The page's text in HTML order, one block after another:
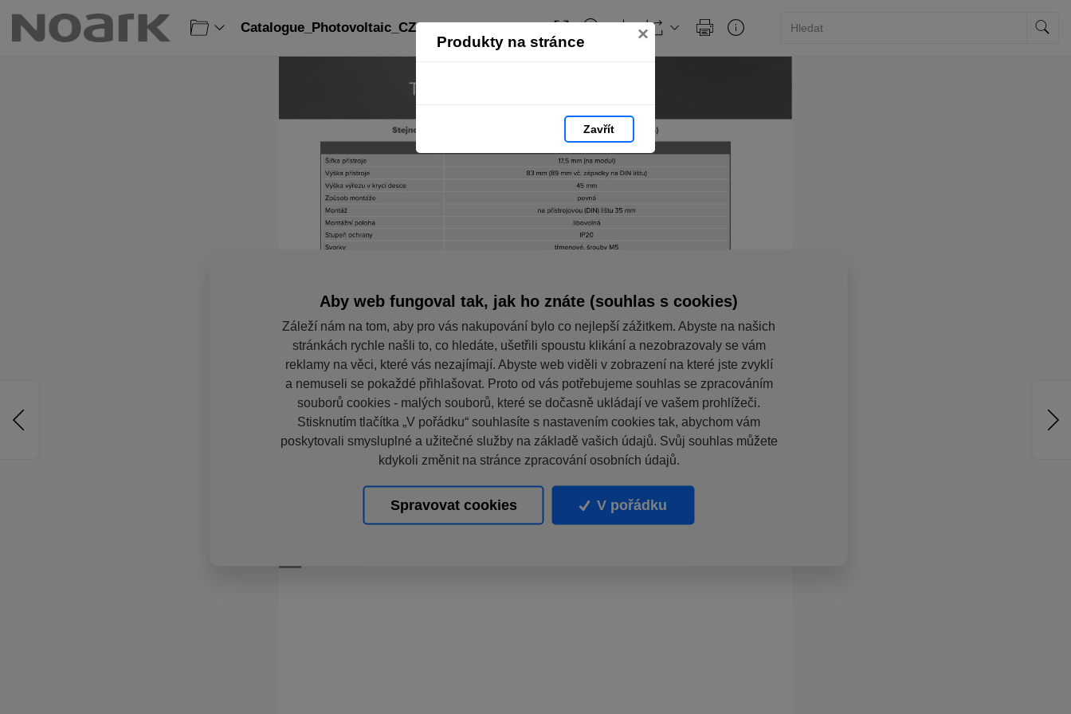
Produkty na stránce ×
Zavřít
Catalogue_Photovoltaic_CZ: strana 242
Aby web fungoval tak, jak ho znáte (souhlas s cookies)
Záleží nám na tom, aby pro vás nakupování bylo co nejlepší zážitkem. Abyste na našich
stránkách rychle našli to, co hledáte, ušetřili spoustu klikání a nezobrazovaly se vám
reklamy na věci, které vás nezajímají. Abyste web viděli v zobrazení na které jste zvyklí
a nemuseli se pokaždé přihlašovat. Proto od vás potřebujeme souhlas se zpracováním
souborů cookies - malých souborů, které se dočasně ukládají ve vašem prohlížeči.
Stisknutím tlačítka „V pořádku“ souhlasíte s nastavením cookies tak, abychom vám
poskytovali smysluplné a užitečné služby na základě vašich údajů. Svůj souhlas můžete
kdykoli změnit na stránce zpracování osobních údajů.
Spravovat cookies V pořádku